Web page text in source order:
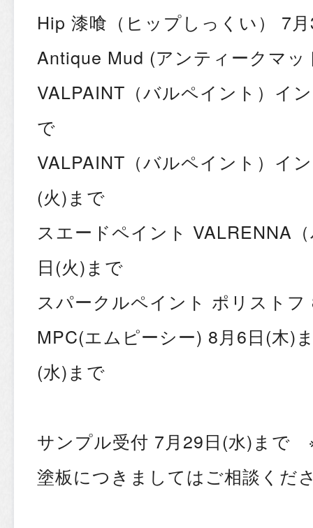
Hip 漆喰（ヒップしっくい） 7
Antique Mud (アンティークマ
VALPAINT（バルペイント）イ
で
VALPAINT（バルペイント）イ
(火)まで
スエードペイント VALRENNA
日(火)まで
スパークルペイント ポリスト
MPC(エムピーシー) 8月6日(木)
(水)まで
サンプル受付 7月29日(水)まで
塗板につきましてはご相談くだ